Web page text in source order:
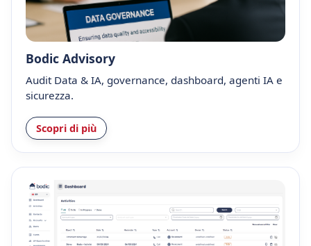
Bodic Advisory
Audit Data & IA, governance, dashboard, agenti IA e
sicurezza.
Scopri di più